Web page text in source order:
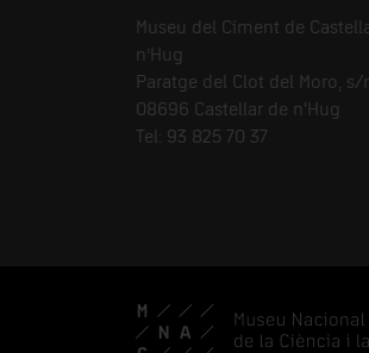
Museu del Ciment de
n’Hug
Paratge del Clot del Moro, s/
08696 Castellar de n'Hug
Tel: 93 825 70 37